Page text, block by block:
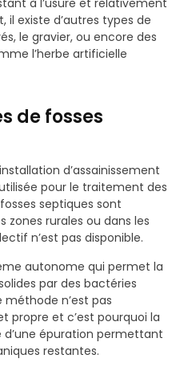
existe d’autres types de
le gravier, ou encore des
l’herbe artificielle
de fosses
d’assainissement
pour le traitement des
septiques sont
rurales ou dans les
n’est pas disponible.
autonome qui permet la
par des bactéries
n’est pas
propre et c’est pourquoi la
épuration permettant
restantes.